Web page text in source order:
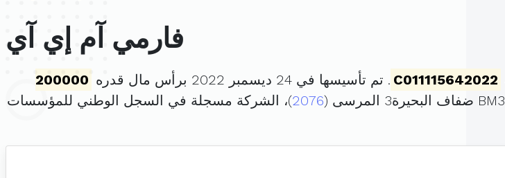
فارمي آم إي آي
C011115642022 . تم تأسيسها في 24 ديسمبر 2022 برأس مال قدره
200000
2076)، الشركة مسجلة في السجل الوطني للمؤسسات